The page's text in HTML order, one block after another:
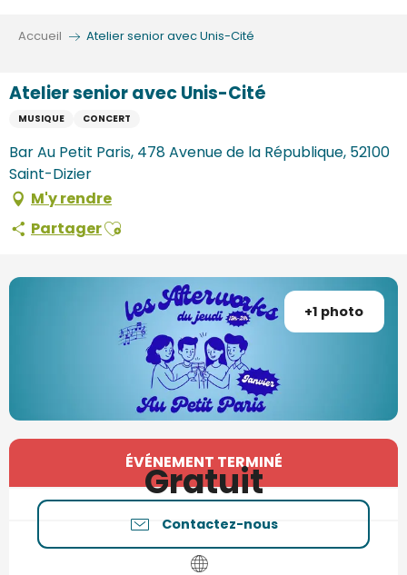
Accueil Atelier senior avec Unis-Cité
Atelier senior avec Unis-Cité
MUSIQUE CONCERT
Bar Au Petit Paris, 478 Avenue de la République, 52100
Saint-Dizier
M'y rendre
PartagerAjouter aux favoris
+1 photo
Ouverture et coordonnées
ÉVÉNEMENT TERMINÉ
Gratuit
Contactez-nous